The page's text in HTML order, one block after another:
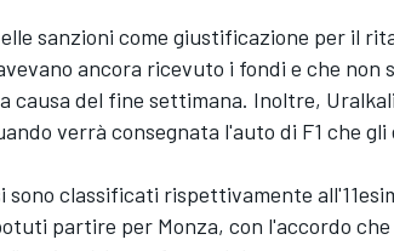
sanzioni come giustificazione per il
ancora ricevuto i fondi e che non
causa del fine settimana. Inoltre,
verrà consegnata l'auto di F1 che gli
sono classificati rispettivamente
partire per Monza, con l'accordo che